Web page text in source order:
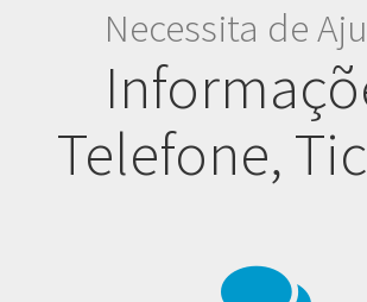
Necessita de
Telefone,